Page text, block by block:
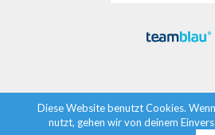
Diese Website benutzt Cookies.
nutzt, gehen wir von deinem